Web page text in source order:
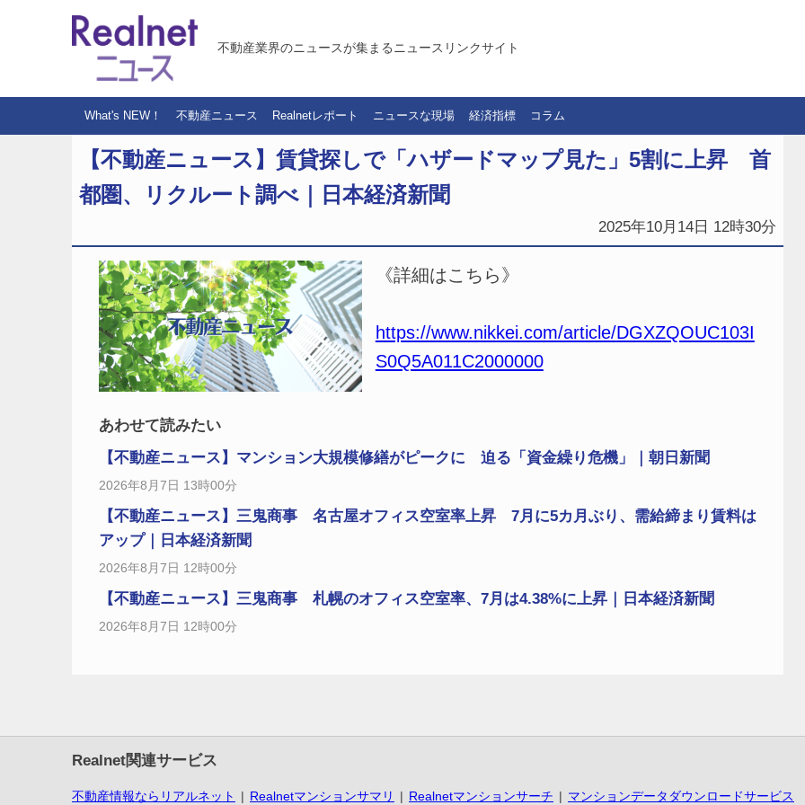
不動産業界のニュースが集まるニュースリンクサイト
What's NEW！ 不動産ニュース Realnetレポート ニュースな現場 経済指標 コラム
【不動産ニュース】賃貸探しで「ハザードマップ見た」5割に上昇 首
都圏、リクルート調べ｜日本経済新聞
2025年10月14日 12時30分
《詳細はこちら》
https://www.nikkei.com/article/DGXZQOUC103I
S0Q5A011C2000000
あわせて読みたい
【不動産ニュース】マンション大規模修繕がピークに 迫る「資金繰り危機」｜朝日新聞
2026年8月7日 13時00分
【不動産ニュース】三鬼商事 名古屋オフィス空室率上昇 7月に5カ月ぶり、需給締まり賃料は
アップ｜日本経済新聞
2026年8月7日 12時00分
【不動産ニュース】三鬼商事 札幌のオフィス空室率、7月は4.38%に上昇｜日本経済新聞
2026年8月7日 12時00分
Realnet関連サービス
不動産情報ならリアルネット Realnetマンションサマリ Realnetマンションサーチ マンションデータダウンロードサービス